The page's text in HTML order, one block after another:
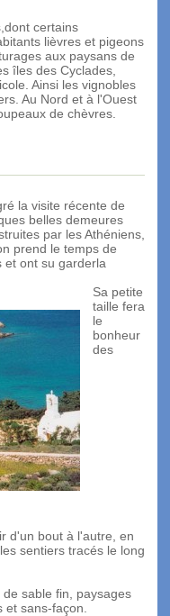
certains
lièvres et pigeons
aux paysans de
îles des Cyclades,
Ainsi les vignobles
Au Nord et à l'Ouest
de chèvres.
la visite récente de
belles demeures
par les Athéniens,
prend le temps de
et ont su garderla
Sa petite
taille fera
le
bonheur
des
d'un bout à l'autre, en
sentiers tracés le long
sable fin, paysages
sans-façon.